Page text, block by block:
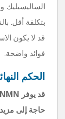
الساليسيليك
بتكلفة أقل.
فوائد واضحة.
الحكم
حاجة إلى